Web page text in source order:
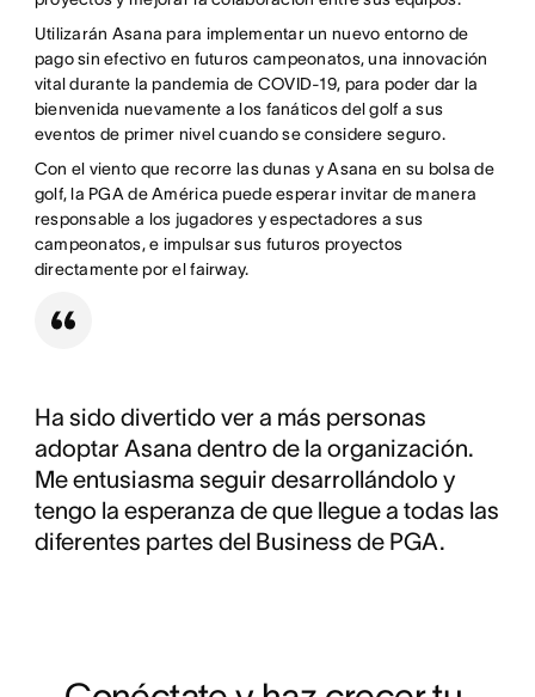
Utilizarán Asana para implementar un nuevo entorno de
pago sin efectivo en futuros campeonatos, una innovación
vital durante la pandemia de COVID-19, para poder dar la
bienvenida nuevamente a los fanáticos del golf a sus
eventos de primer nivel cuando se considere seguro.
Con el viento que recorre las dunas y Asana en su bolsa de
golf, la PGA de América puede esperar invitar de manera
responsable a los jugadores y espectadores a sus
campeonatos, e impulsar sus futuros proyectos
directamente por el fairway.
Ha sido divertido ver a más personas
adoptar Asana dentro de la organización.
Me entusiasma seguir desarrollándolo y
tengo la esperanza de que llegue a todas las
diferentes partes del Business de PGA.